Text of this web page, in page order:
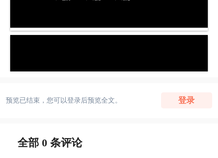
预览已结束，您可以登录后预览全文。 登录
全部 0 条评论